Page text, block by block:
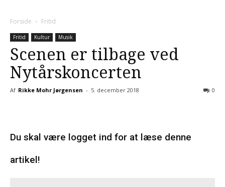
Forside Fritid
Fritid Kultur Musik
Scenen er tilbage ved
Nytårskoncerten
Af Rikke Mohr Jørgensen - 5. december 2018 0
Du skal være logget ind for at læse denne
artikel!